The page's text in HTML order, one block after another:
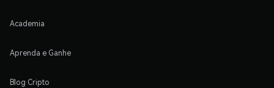
Academia
Aprenda e Ganhe
Blog Cripto